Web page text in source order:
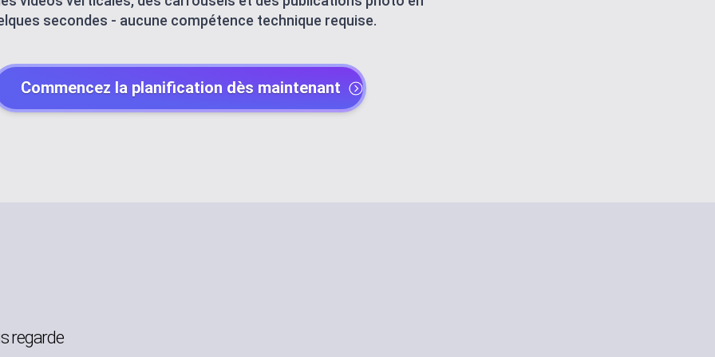
AI AGENTS
Automate with AI assistants
secondes - aucune compétence technique requise.
Commencez la planification dès maintenant
regarde